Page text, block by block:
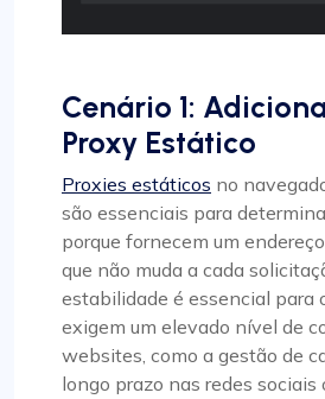
Cenário 1:
Proxy Estático
Proxies estáticos no
são essenciais para
porque fornecem um
que não muda a cada
estabilidade é essencial para
exigem um elevado nível de
websites, como a gestão de
longo prazo nas redes sociais